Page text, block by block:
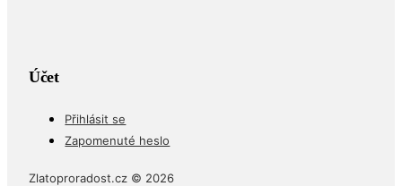
Účet
Přihlásit se
Zapomenuté heslo
Zlatoproradost.cz © 2026